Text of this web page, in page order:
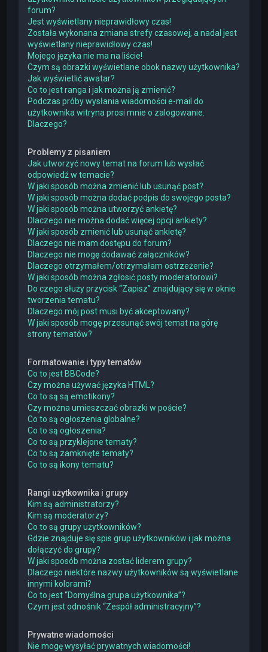
forum?
Jest wyświetlany nieprawidłowy czas!
Została wykonana zmiana strefy czasowej, a nadal jest
wyświetlany nieprawidłowy czas!
Mojego języka nie ma na liście!
Czym są obrazki wyświetlane obok nazwy użytkownika?
Jak wyświetlić awatar?
Co to jest ranga i jak można ją zmienić?
Podczas próby wysłania wiadomości e-mail do
użytkownika witryna prosi mnie o zalogowanie.
Dlaczego?
Problemy z pisaniem
Jak utworzyć nowy temat na forum lub wysłać
odpowiedź w temacie?
W jaki sposób można zmienić lub usunąć post?
W jaki sposób można dodać podpis do swojego posta?
W jaki sposób można utworzyć ankietę?
Dlaczego nie można dodać więcej opcji ankiety?
W jaki sposób zmienić lub usunąć ankietę?
Dlaczego nie mam dostępu do forum?
Dlaczego nie mogę dodawać załączników?
Dlaczego otrzymałem/otrzymałam ostrzeżenie?
W jaki sposób można zgłosić posty moderatorowi?
Do czego służy przycisk “Zapisz” znajdujący się w oknie
tworzenia tematu?
Dlaczego mój post musi być akceptowany?
W jaki sposób mogę przesunąć swój temat na górę
strony tematów?
Formatowanie i typy tematów
Co to jest BBCode?
Czy można używać języka HTML?
Co to są są emotikony?
Czy można umieszczać obrazki w poście?
Co to są ogłoszenia globalne?
Co to są ogłoszenia?
Co to są przyklejone tematy?
Co to są zamknięte tematy?
Co to są ikony tematu?
Rangi użytkownika i grupy
Kim są administratorzy?
Kim są moderatorzy?
Co to są grupy użytkowników?
Gdzie znajduje się spis grup użytkowników i jak można
dołączyć do grupy?
W jaki sposób można zostać liderem grupy?
Dlaczego niektóre nazwy użytkowników są wyświetlane
innymi kolorami?
Co to jest “Domyślna grupa użytkownika”?
Czym jest odnośnik “Zespół administracyjny”?
Prywatne wiadomości
Nie mogę wysyłać prywatnych wiadomości!